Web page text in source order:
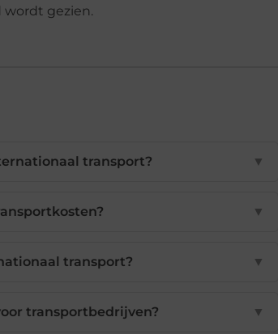
wordt gezien.
transport? ▼
▼
transport? ▼
transportbedrijven? ▼